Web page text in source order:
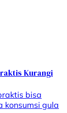
Kurangi
bisa
konsumsi gula